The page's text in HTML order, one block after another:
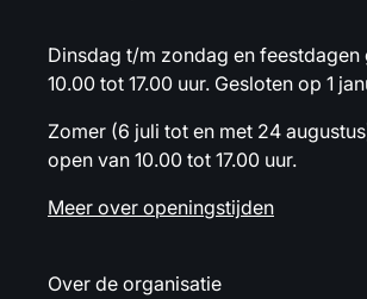
Dinsdag t/m zondag en feestdagen
10.00 tot 17.00 uur. Gesloten op 1
Zomer (6 juli tot en met 24
open van 10.00 tot 17.00 uur.
Meer over openingstijden
Over de organisatie